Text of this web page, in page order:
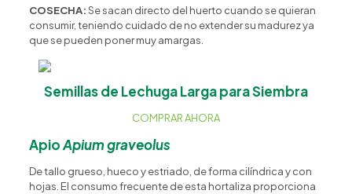
COSECHA:Se sacan directo del huerto cuando se quieran
consumir, teniendo cuidado de no extender su madurez ya
que se pueden poner muy amargas.
Semillas de Lechuga Larga para Siembra
COMPRAR AHORA
ApioApium graveolus
De tallo grueso, hueco y estriado, de forma cilíndrica y con
hojas. El consumo frecuente de esta hortaliza proporciona